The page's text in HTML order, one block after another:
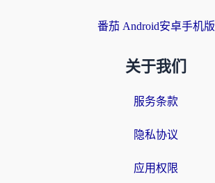
番茄 Android安卓手机版
关于我们
服务条款
隐私协议
应用权限